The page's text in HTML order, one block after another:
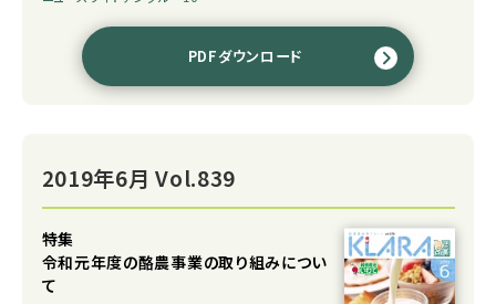
PDFダウンロード
2019年6月 Vol.839
特集
令和元年度の酪農事業の取り組みについ
て